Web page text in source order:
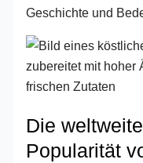
Geschichte und
Die
Popularität